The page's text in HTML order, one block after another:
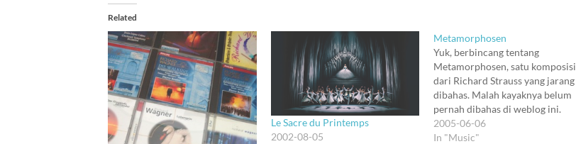
Related
Le Sacre du Printemps
2002-08-05
Metamorphosen
Yuk, berbincang tentang
Metamorphosen, satu komposisi
dari Richard Strauss yang jarang
dibahas. Malah kayaknya belum
pernah dibahas di weblog ini.
Dalam buku "Elaborasi Musik",
filsuf Palestina Edward Said
2005-06-06
In "Music"